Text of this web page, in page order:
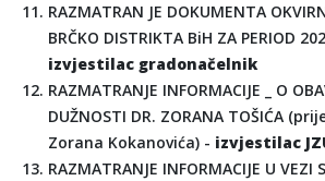
RAZMATRAN JE DOKUMENTA
BRČKO DISTRIKTA BiH ZA PERIOD
izvjestilac gradonačelnik
RAZMATRANJE INFORMACIJE _ O
DUŽNOSTI DR. ZORANA TOŠIĆA
Zorana Kokanovića) - izvjestilac
RAZMATRANJE INFORMACIJE U VEZI